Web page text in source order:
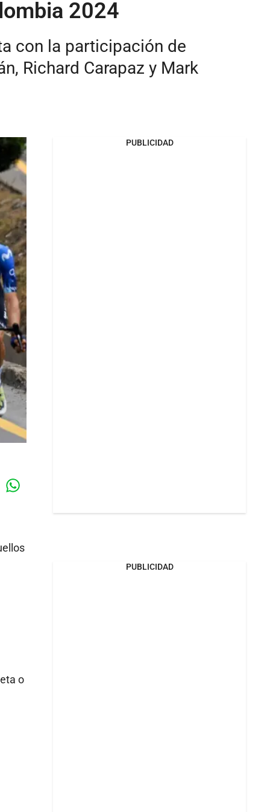
2024
con la participación de
Richard Carapaz y Mark
o
PUBLICIDAD
PUBLICIDAD